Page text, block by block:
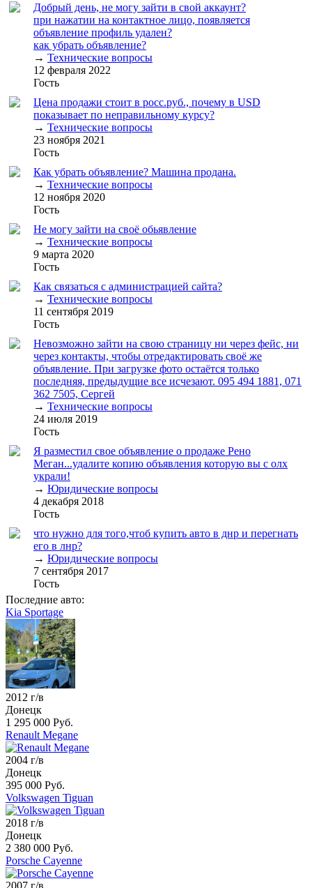
Добрый день, не могу зайти в свой аккаунт?
при нажатии на контактное лицо, появляется
объявление профиль удален?
как убрать объявление?
→ Технические вопросы
12 февраля 2022
Гость
Цена продажи стоит в росс.руб., почему в USD
показывает по неправильному курсу?
→ Технические вопросы
23 ноября 2021
Гость
Как убрать объявление? Машина продана.
→ Технические вопросы
12 ноября 2020
Гость
Не могу зайти на своё обьявление
→ Технические вопросы
9 марта 2020
Гость
Как связаться с администрацией сайта?
→ Технические вопросы
11 сентября 2019
Гость
Невозможно зайти на свою страницу ни через фейс, ни
через контакты, чтобы отредактировать своё же
объявление. При загрузке фото остаётся только
последняя, предыдущие все исчезают. 095 494 1881, 071
362 7505, Сергей
→ Технические вопросы
24 июля 2019
Гость
Я разместил свое объявление о продаже Рено
Меган...удалите копию объявления которую вы с олх
украли!
→ Юридические вопросы
4 декабря 2018
Гость
что нужно для того,чтоб купить авто в днр и перегнать
его в лнр?
→ Юридические вопросы
7 сентября 2017
Гость
Последние авто:
Kia Sportage
2012 г/в
Донецк
1 295 000 Руб.
Renault Megane
2004 г/в
Донецк
395 000 Руб.
Volkswagen Tiguan
2018 г/в
Донецк
2 380 000 Руб.
Porsche Cayenne
2007 г/в